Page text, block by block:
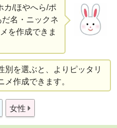
カ/ほやへら/ポ
名・ニックネ
を作成できま
別を選ぶと、よりピッタリ
メ作成できます。
女性